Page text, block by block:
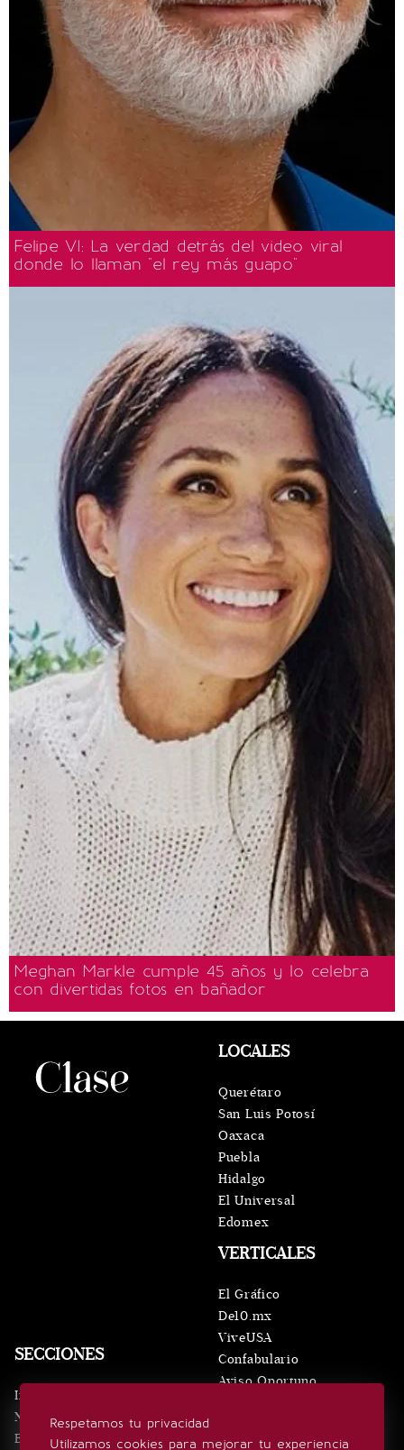
Felipe VI: La verdad detrás del video viral
donde lo llaman "el rey más guapo"
Meghan Markle cumple 45 años y lo celebra
con divertidas fotos en bañador
Respetamos tu privacidad
Utilizamos cookies para mejorar tu experiencia
SECCIONES
Inicio
Noticias
Eventos
VERTICALES
El Gráfico
De10.mx
ViveUSA
Confabulario
Aviso Oportuno
LOCALES
Querétaro
San Luis Potosí
Oaxaca
Puebla
Hidalgo
El Universal
Edomex